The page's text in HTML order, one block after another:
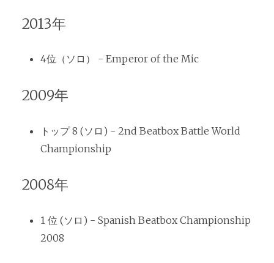
2013年
4位（ソロ） - Emperor of the Mic
2009年
トップ 8 (ソロ) - 2nd Beatbox Battle World
Championship
2008年
1 位 (ソロ) - Spanish Beatbox Championship
2008